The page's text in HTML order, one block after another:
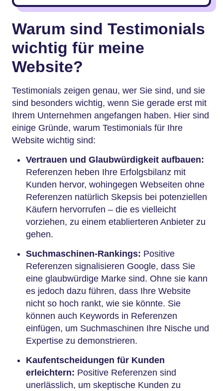
Warum sind Testimonials
wichtig für meine
Website?
Testimonials zeigen genau, wer Sie sind, und sie
sind besonders wichtig, wenn Sie gerade erst mit
Ihrem Unternehmen angefangen haben. Hier sind
einige Gründe, warum Testimonials für Ihre
Website wichtig sind:
Vertrauen und Glaubwürdigkeit aufbauen:
Referenzen heben Ihre Erfolgsbilanz mit
Kunden hervor, wohingegen Webseiten ohne
Referenzen natürlich Skepsis bei potenziellen
Käufern hervorrufen – die es vielleicht
vorziehen, zu einem etablierteren Anbieter zu
gehen.
Suchmaschinen-Rankings: Positive
Referenzen signalisieren Google, dass Sie
eine glaubwürdige Marke sind. Ohne sie kann
es jedoch dazu führen, dass Ihre Website
nicht so hoch rankt, wie sie könnte. Sie
können auch Keywords in Referenzen
einfügen, um Suchmaschinen Ihre Nische und
Expertise zu demonstrieren.
Kaufentscheidungen für Kunden
erleichtern: Positive Referenzen sind
unerlässlich, um skeptische Kunden zu